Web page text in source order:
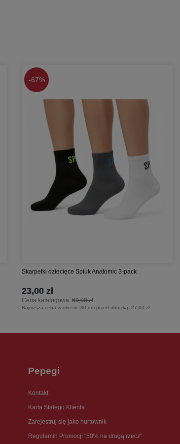
-67%
Skarpetki dziecięce Spiuk Anatomic 3-pack
Cena katalogowa: 69,00 zł
23,00 zł
Najniższa cena w okresie 30 dni przed obniżką: 27,00 zł
Pepegi
Kontakt
Karta Stałego Klienta
Zarejestruj się jako hurtownik
Regulamin Promocji "50% na drugą rzecz"